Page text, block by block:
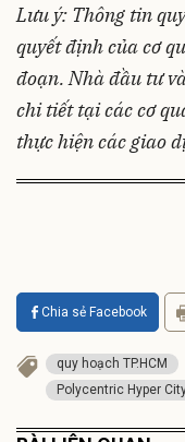
Lưu ý: Thông tin
quyết định của cơ
đoạn. Nhà đầu tư
chi tiết tại các cơ
thực hiện các giao
Chia sẻ Facebook
quy hoạch TP.HCM
Polycentric Hyper